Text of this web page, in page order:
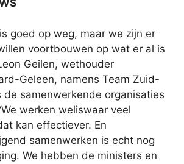
goed op weg, maar we zijn er
voortbouwen op wat er al is
Geilen, wethouder
Geleen, namens Team Zuid-
de samenwerkende organisaties
werken weliswaar veel
kan effectiever. En
samenwerken is echt nog
We hebben de ministers en